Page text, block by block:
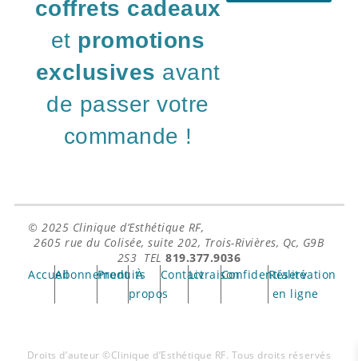
coffrets cadeaux
et promotions
exclusives avant
de passer votre
commande !
© 2025 Clinique d’Esthétique RF,
2605 rue du Colisée, suite 202, Trois-Rivières, Qc, G9B
2S3 TEL819.377.9036
AccueilAbonnement
Produits
À
propos
ContactLivraisonConfidentialité
Réservation
en ligne
Droits d’auteur ©Clinique d’Esthétique RF. Tous droits réservés